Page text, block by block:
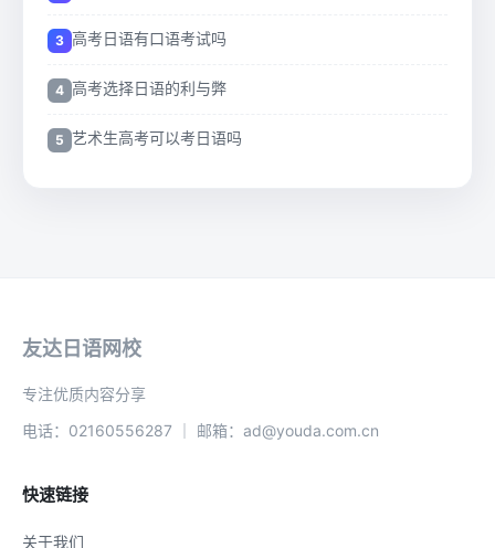
高考日语有口语考试吗
高考选择日语的利与弊
艺术生高考可以考日语吗
友达日语网校
专注优质内容分享
电话：02160556287 ｜ 邮箱：ad@youda.com.cn
快速链接
关于我们